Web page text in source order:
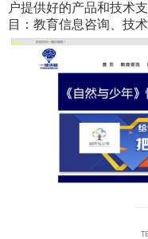
户提供好的产品和技术
目：教育信息咨询、技